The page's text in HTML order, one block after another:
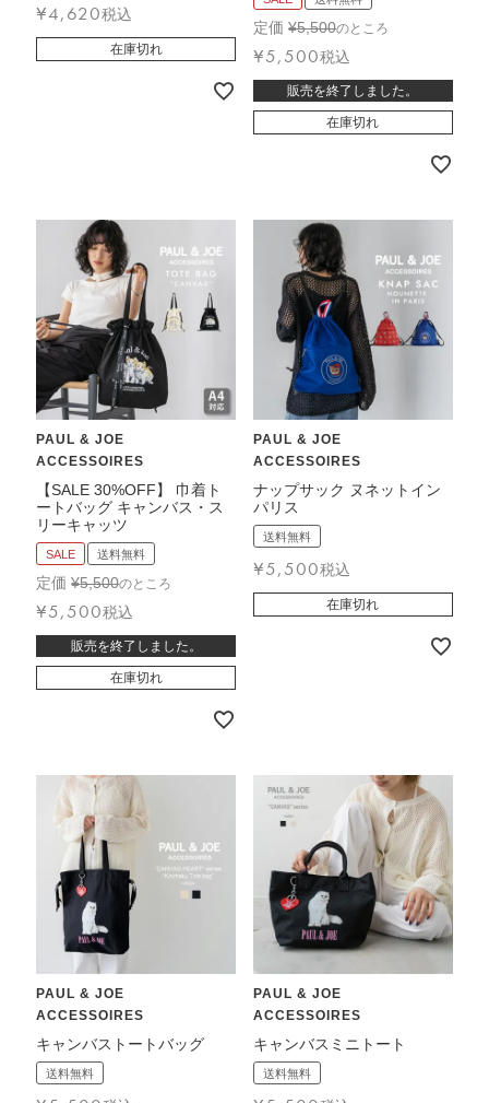
¥4,620税込
在庫切れ
定価 ¥5,500のところ
¥5,500税込
販売を終了しました。
在庫切れ
PAUL & JOE
ACCESSOIRES
【SALE 30%OFF】 巾着ト
ートバッグ キャンバス・ス
リーキャッツ
SALE 送料無料
定価 ¥5,500のところ
¥5,500税込
販売を終了しました。
在庫切れ
PAUL & JOE
ACCESSOIRES
ナップサック ヌネットイン
パリス
送料無料
¥5,500税込
在庫切れ
PAUL & JOE
ACCESSOIRES
キャンバストートバッグ
送料無料
PAUL & JOE
ACCESSOIRES
キャンバスミニトート
送料無料